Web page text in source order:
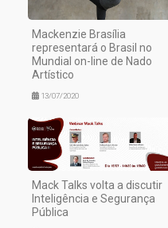
Mackenzie Brasília
representará o Brasil no
Mundial on-line de Nado
Artístico
13/07/2020
Mack Talks volta a discutir
Inteligência e Segurança
Pública